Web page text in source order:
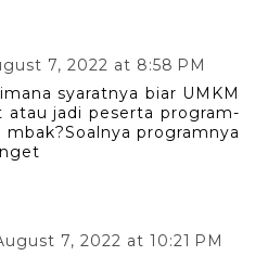
7, 2022 at 8:58 PM
syaratnya biar UMKM
atau jadi peserta program-
programnya
7, 2022 at 10:21 PM